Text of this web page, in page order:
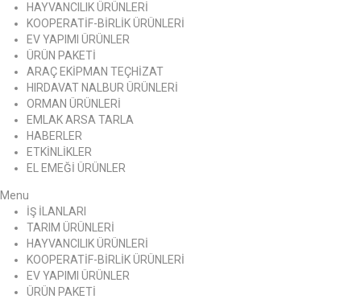
HAYVANCILIK ÜRÜNLERİ
KOOPERATİF-BİRLİK ÜRÜNLERİ
EV YAPIMI ÜRÜNLER
ÜRÜN PAKETİ
ARAÇ EKİPMAN TEÇHİZAT
HIRDAVAT NALBUR ÜRÜNLERİ
ORMAN ÜRÜNLERİ
EMLAK ARSA TARLA
HABERLER
ETKİNLİKLER
EL EMEĞİ ÜRÜNLER
Menu
İŞ İLANLARI
TARIM ÜRÜNLERİ
HAYVANCILIK ÜRÜNLERİ
KOOPERATİF-BİRLİK ÜRÜNLERİ
EV YAPIMI ÜRÜNLER
ÜRÜN PAKETİ